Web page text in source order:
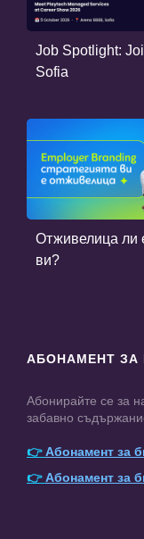
Job Spotlight:
Sofia
Отживелица ли
ви?
АБОНАМЕНТ ЗА
Абонирайте се за
забавно
👉Абонамент за
👉Абонамент за